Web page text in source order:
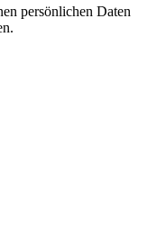
persönlichen Daten